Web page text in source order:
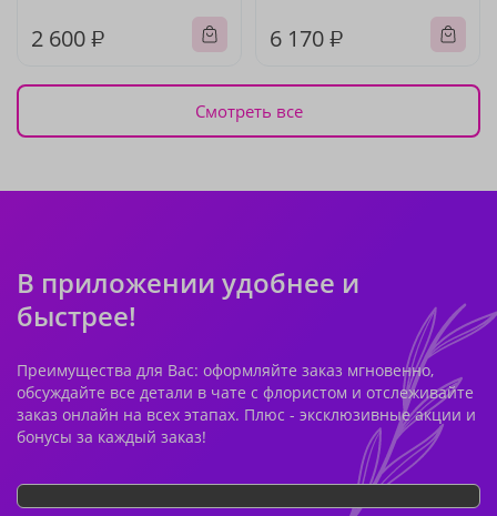
2 600 ₽ 6 170 ₽
Смотреть все
В приложении удобнее и
быстрее!
Преимущества для Вас: оформляйте заказ мгновенно,
обсуждайте все детали в чате с флористом и отслеживайте
заказ онлайн на всех этапах. Плюс - эксклюзивные акции и
бонусы за каждый заказ!